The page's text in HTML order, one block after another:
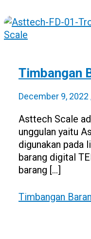
Timbangan
December 9, 2022
Asttech Scale
unggulan yaitu
digunakan pada
barang digital
barang […]
Timbangan